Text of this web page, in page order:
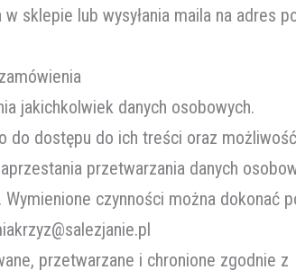
sklepie lub wysyłania maila na adres
jakichkolwiek danych osobowych.
do dostępu do ich treści oraz
przetwarzania danych
czynności można dokonać
przetwarzane i chronione zgodnie z